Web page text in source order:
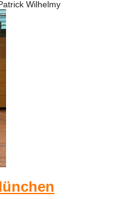
Wilhelmy